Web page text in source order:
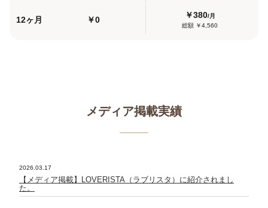
12ヶ月 ￥0 ￥380/月
総額 ￥4,560
メディア掲載実績
2026.03.17
【メディア掲載】LOVERISTA（ラブリスタ）に紹介されまし
た。